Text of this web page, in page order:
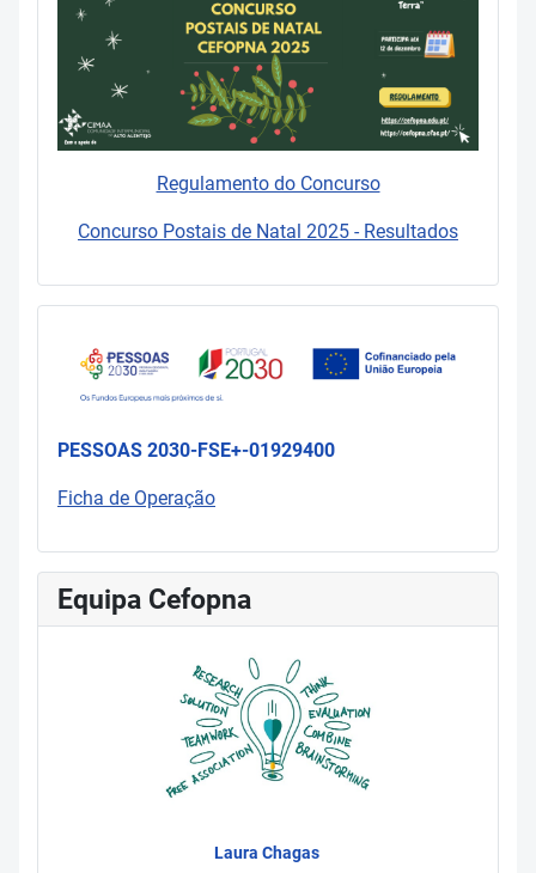
Regulamento do Concurso
Concurso Postais de Natal 2025 - Resultados
PESSOAS 2030-FSE+-01929400
Ficha de Operação
Equipa Cefopna
Laura Chagas